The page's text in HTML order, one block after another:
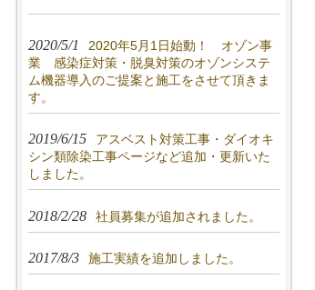
2020/5/1
2020年5月1日始動！ オゾン事
業 感染症対策・脱臭対策のオゾンシステ
ム機器導入のご提案と施工をさせて頂きま
す。
2019/6/15
アスベスト対策工事・ダイオキ
シン類除染工事ページなど追加・更新いた
しました。
2018/2/28 社員募集が追加されました。
2017/8/3 施工実績を追加しました。